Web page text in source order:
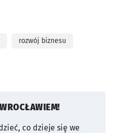
rozwój biznesu
co dzieje się we